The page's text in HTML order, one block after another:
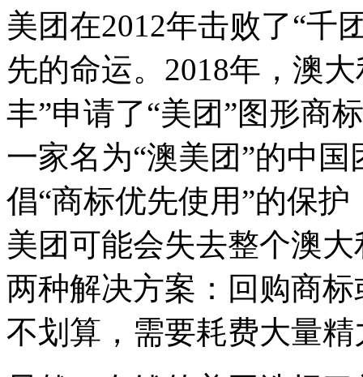
美团在2012年击败了“千
先的命运。2018年，澳
丰”申请了“美团”图形商
一家名为“澳美团”的中
倡“商标优先使用”的保
美团可能会失去整个澳
两种解决方案：回购商
不划算，需要耗费大量精